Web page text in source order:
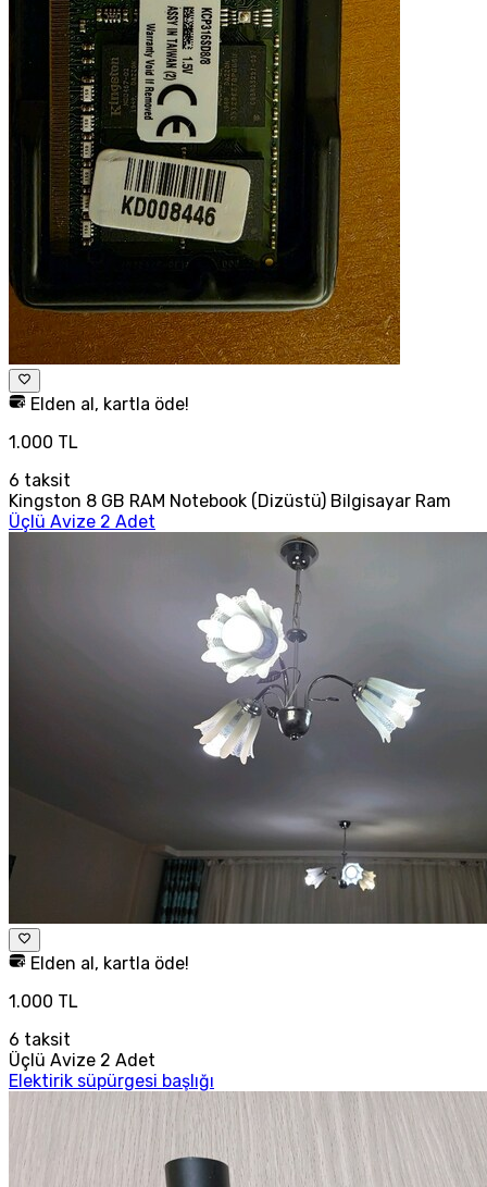
Elden al, kartla öde!
1.000 TL
6 taksit
Kingston 8 GB RAM Notebook (Dizüstü) Bilgisayar Ram
Üçlü Avize 2 Adet
Elden al, kartla öde!
1.000 TL
6 taksit
Üçlü Avize 2 Adet
Elektirik süpürgesi başlığı